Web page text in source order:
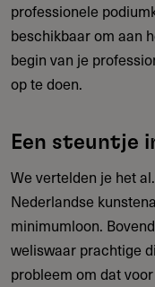
professionele
beschikbaar om aan
begin van je
op te doen.
Een steuntje
We vertelden je het
Nederlandse
minimumloon.
weliswaar prachtige
probleem om dat